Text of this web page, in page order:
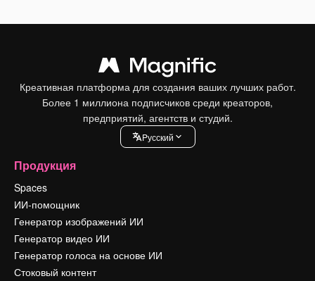
Креативная платформа для создания ваших лучших работ.
Более 1 миллиона подписчиков среди креаторов,
предприятий, агентств и студий.
Pусский
Продукция
Spaces
ИИ-помощник
Генератор изображений ИИ
Генератор видео ИИ
Генератор голоса на основе ИИ
Стоковый контент